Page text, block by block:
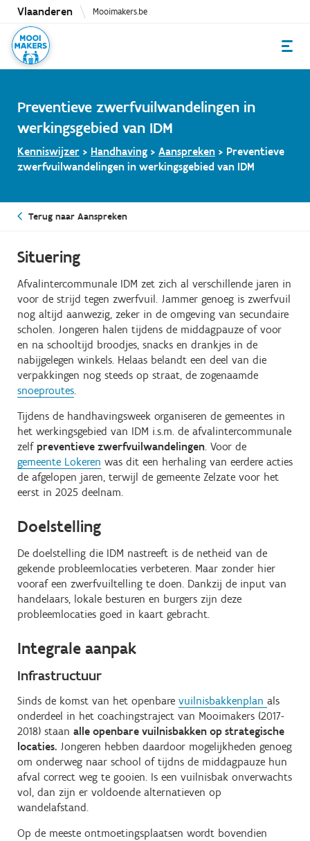
Overslaan
naar
inhoud
Vlaanderen Mooimakers.be
Preventieve zwerfvuilwandelingen in
werkingsgebied van IDM
Kenniswijzer > Handhaving > Aanspreken > Preventieve
zwerfvuilwandelingen in werkingsgebied van IDM
Terug naar Aanspreken
Situering
Afvalintercommunale IDM zet zich al verschillende jaren in
voor de strijd tegen zwerfvuil. Jammer genoeg is zwerfvuil
nog altijd aanwezig, zeker in de omgeving van secundaire
scholen. Jongeren halen tijdens de middagpauze of voor
en na schooltijd broodjes, snacks en drankjes in de
nabijgelegen winkels. Helaas belandt een deel van die
verpakkingen nog steeds op straat, de zogenaamde
snoeproutes.
Tijdens de handhavingsweek organiseren de gemeentes in
het werkingsgebied van IDM i.s.m. de afvalintercommunale
zelf preventieve zwerfvuilwandelingen. Voor de
gemeente Lokeren was dit een herhaling van eerdere acties
de afgelopen jaren, terwijl de gemeente Zelzate voor het
eerst in 2025 deelnam.
Doelstelling
De doelstelling die IDM nastreeft is de netheid van de
gekende probleemlocaties verbeteren. Maar zonder hier
vooraf een zwerfvuiltelling te doen. Dankzij de input van
handelaars, lokale besturen en burgers zijn deze
probleemlocaties goed in kaart gebracht.
Integrale aanpak
Infrastructuur
Sinds de komst van het openbare vuilnisbakkenplan als
onderdeel in het coachingstraject van Mooimakers (2017-
2018) staan alle openbare vuilnisbakken op strategische
locaties. Jongeren hebben daardoor mogelijkheden genoeg
om onderweg naar school of tijdns de middagpauze hun
afval correct weg te gooien. Is een vuilnisbak onverwachts
vol, dan zijn er voldoende alternatieven op
wandelafstand.
Op de meeste ontmoetingsplaatsen wordt bovendien